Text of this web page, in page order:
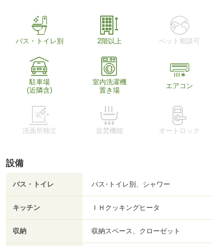
バス・トイレ別 2階以上 ペット相談可
駐車場
(近隣含)
室内洗濯機
置き場
エアコン
洗面所独立 追焚機能 オートロック
設備
バス・トイレ バス･トイレ別、シャワー
キッチン ＩＨクッキングヒータ
収納 収納スペース、クローゼット